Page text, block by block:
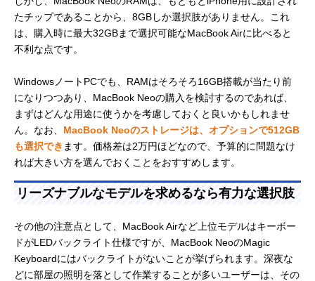
たチップであることから、8GBしか選択肢がありません。これ
は、購入時に最大32GBまで選択可能なMacBook Airに比べると
不利な点です。
WindowsノートPCでも、RAMはそろそろ16GB搭載が当たり前
になりつつあり、MacBook Neoの購入を検討するのであれば、
まずはどんな用途に使うかを考慮しておくと良いかもしれませ
ん。なお、 MacBook Neoのストレージは、オプションで512GB
も選択でき ます。価格差は2万円ほどなので、予算的に問題なけ
れば大きい方を選んでおくことをおすすめします。
リーズナブルなモデルを求めるなら有力な選択肢
その他の注意点として、MacBook Airなど上位モデルはキーボー
ドがLEDバックライト仕様ですが、MacBook NeoのMagic
Keyboardにはバックライトがないことが挙げられます。深夜な
どに部屋の照明を落として作業することが多いユーザーは、その